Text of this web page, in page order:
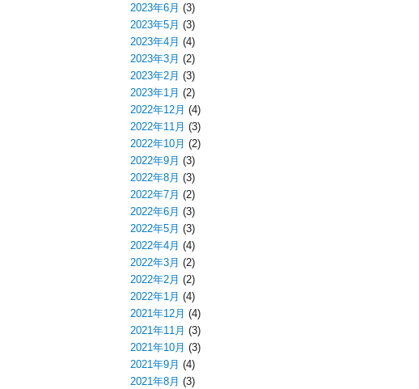
2023年6月 (3)
2023年5月 (3)
2023年4月 (4)
2023年3月 (2)
2023年2月 (3)
2023年1月 (2)
2022年12月 (4)
2022年11月 (3)
2022年10月 (2)
2022年9月 (3)
2022年8月 (3)
2022年7月 (2)
2022年6月 (3)
2022年5月 (3)
2022年4月 (4)
2022年3月 (2)
2022年2月 (2)
2022年1月 (4)
2021年12月 (4)
2021年11月 (3)
2021年10月 (3)
2021年9月 (4)
2021年8月 (3)